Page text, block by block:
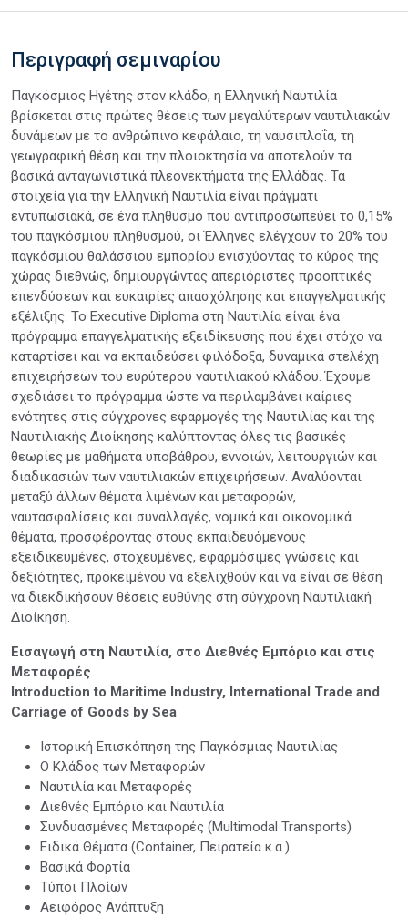
Περιγραφή σεμιναρίου
Παγκόσμιος Ηγέτης στον κλάδο, η Ελληνική Ναυτιλία
βρίσκεται στις πρώτες θέσεις των μεγαλύτερων ναυτιλιακών
δυνάμεων με το ανθρώπινο κεφάλαιο, τη ναυσιπλοΐα, τη
γεωγραφική θέση και την πλοιοκτησία να αποτελούν τα
βασικά ανταγωνιστικά πλεονεκτήματα της Ελλάδας. Τα
στοιχεία για την Ελληνική Ναυτιλία είναι πράγματι
εντυπωσιακά, σε ένα πληθυσμό που αντιπροσωπεύει το 0,15%
του παγκόσμιου πληθυσμού, οι Έλληνες ελέγχουν το 20% του
παγκόσμιου θαλάσσιου εμπορίου ενισχύοντας το κύρος της
χώρας διεθνώς, δημιουργώντας απεριόριστες προοπτικές
επενδύσεων και ευκαιρίες απασχόλησης και επαγγελματικής
εξέλιξης. Το Executive Diploma στη Ναυτιλία είναι ένα
πρόγραμμα επαγγελματικής εξειδίκευσης που έχει στόχο να
καταρτίσει και να εκπαιδεύσει φιλόδοξα, δυναμικά στελέχη
επιχειρήσεων του ευρύτερου ναυτιλιακού κλάδου. Έχουμε
σχεδιάσει το πρόγραμμα ώστε να περιλαμβάνει καίριες
ενότητες στις σύγχρονες εφαρμογές της Ναυτιλίας και της
Ναυτιλιακής Διοίκησης καλύπτοντας όλες τις βασικές
θεωρίες με μαθήματα υποβάθρου, εννοιών, λειτουργιών και
διαδικασιών των ναυτιλιακών επιχειρήσεων. Αναλύονται
μεταξύ άλλων θέματα λιμένων και μεταφορών,
ναυτασφαλίσεις και συναλλαγές, νομικά και οικονομικά
θέματα, προσφέροντας στους εκπαιδευόμενους
εξειδικευμένες, στοχευμένες, εφαρμόσιμες γνώσεις και
δεξιότητες, προκειμένου να εξελιχθούν και να είναι σε θέση
να διεκδικήσουν θέσεις ευθύνης στη σύγχρονη Ναυτιλιακή
Διοίκηση.
Εισαγωγή στη Ναυτιλία, στο Διεθνές Eμπόριο και στις
Μεταφορές
Introduction to Maritime Industry, International Trade and
Carriage of Goods by Sea
Ιστορική Επισκόπηση της Παγκόσμιας Ναυτιλίας
Ο Κλάδος των Μεταφορών
Ναυτιλία και Μεταφορές
Διεθνές Εμπόριο και Ναυτιλία
Συνδυασμένες Μεταφορές (Multimodal Transports)
Ειδικά Θέματα (Container, Πειρατεία κ.α.)
Βασικά Φορτία
Τύποι Πλοίων
Αειφόρος Ανάπτυξη